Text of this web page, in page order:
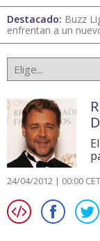
Destacado: Buzz
enfrentan a un
24/04/2012 | 00:00 CET